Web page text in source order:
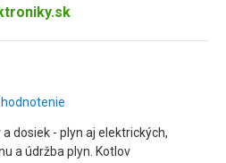
dosiek - plyn aj elektrických,
a údržba plyn. Kotlov